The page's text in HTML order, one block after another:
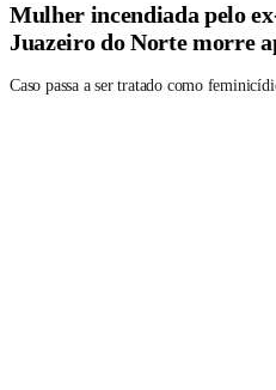
Mulher incendiada pelo
Juazeiro do Norte morre
Caso passa a ser tratado como